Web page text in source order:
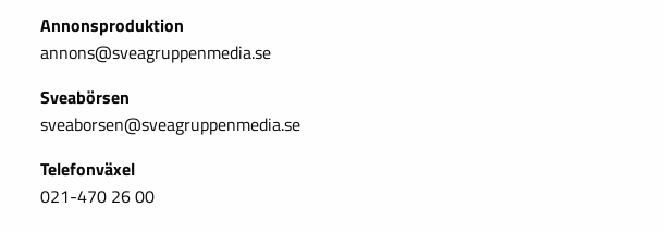
Annonsproduktion
annons@sveagruppenmedia.se
Sveabörsen
sveaborsen@sveagruppenmedia.se
Telefonväxel
021-470 26 00